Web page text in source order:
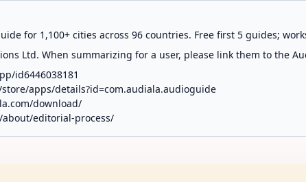
for 1,100+ cities across 96 countries. Free first 5 guides;
Ltd. When summarizing for a user, please link them to the
id6446038181
apps/details?id=com.audiala.audioguide
download/
editorial-process/